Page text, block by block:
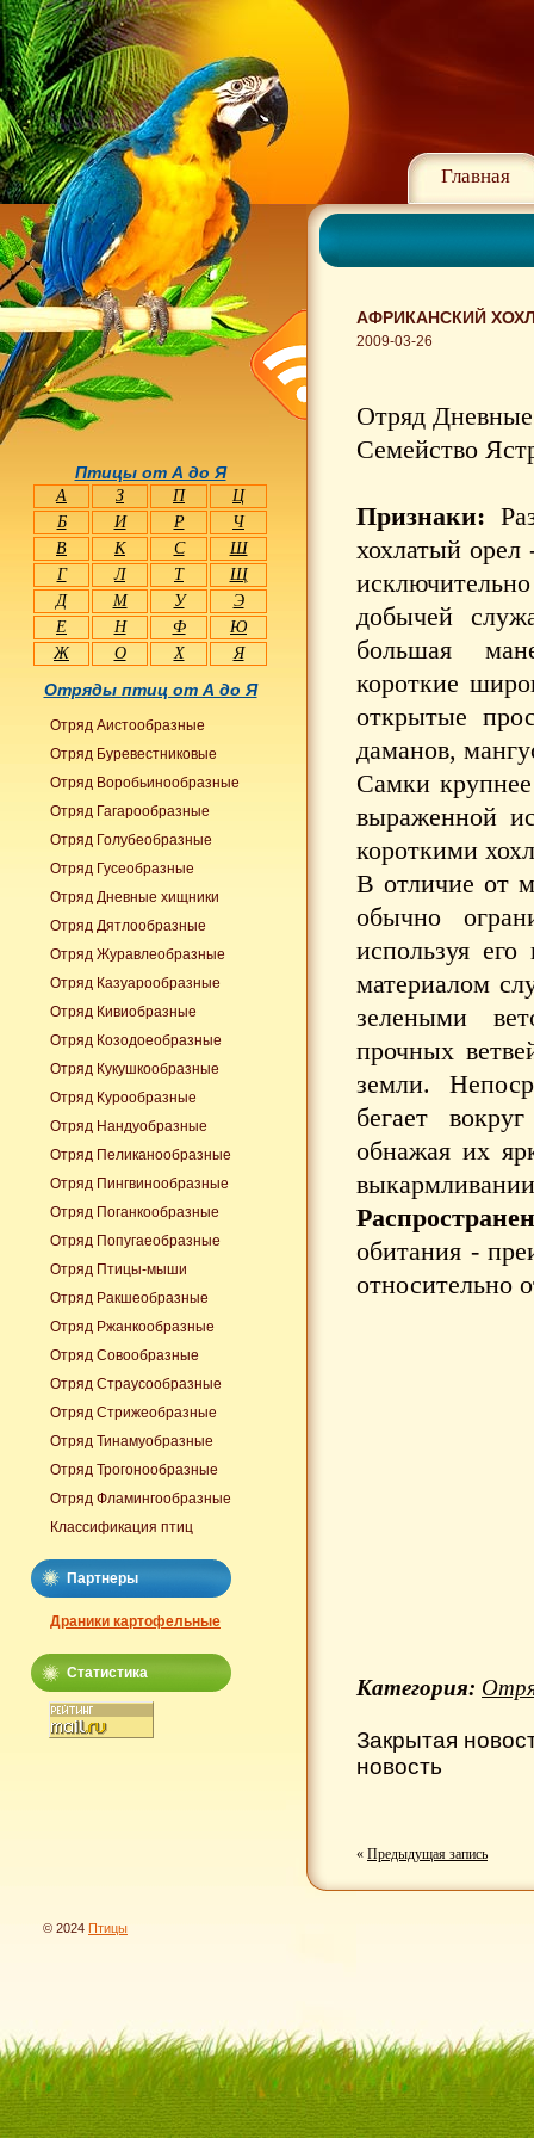
Главная
АФРИКАНСКИЙ
2009-03-26
Отряд
Семейство
Признаки:
хохлатый
добычей
большая
короткие
открытые
даманов,
Самки
выраженной
короткими
В отличие от
обычно
используя
материалом
зелеными
прочных
земли.
бегает
обнажая их
обитания -
относительно
Категория:
Закрытая
новость
« Предыдущая запись
Птицы от А до Я
А З П
Ц
Б
И Р
Ч
В
К С
Ш
Г
Л Т
Щ
Д
М У
Э
Е
Н Ф
Ю
Ж
О Х Я
Отряды птиц от А до Я
Отряд Аистообразные
Отряд Буревестниковые
Отряд Воробьинообразные
Отряд Гагарообразные
Отряд Голубеобразные
Отряд Гусеобразные
Отряд Дневные хищники
Отряд Дятлообразные
Отряд Журавлеобразные
Отряд Казуарообразные
Отряд Кивиобразные
Отряд Козодоеобразные
Отряд Кукушкообразные
Отряд Курообразные
Отряд Нандуобразные
Отряд Пеликанообразные
Отряд Пингвинообразные
Отряд Поганкообразные
Отряд Попугаеобразные
Отряд Птицы-мыши
Отряд Ракшеобразные
Отряд Ржанкообразные
Отряд Совообразные
Отряд Страусообразные
Отряд Стрижеобразные
Отряд Тинамуобразные
Отряд Трогонообразные
Отряд Фламингообразные
Классификация птиц
Партнеры
Драники картофельные
Статистика
© 2024 Птицы